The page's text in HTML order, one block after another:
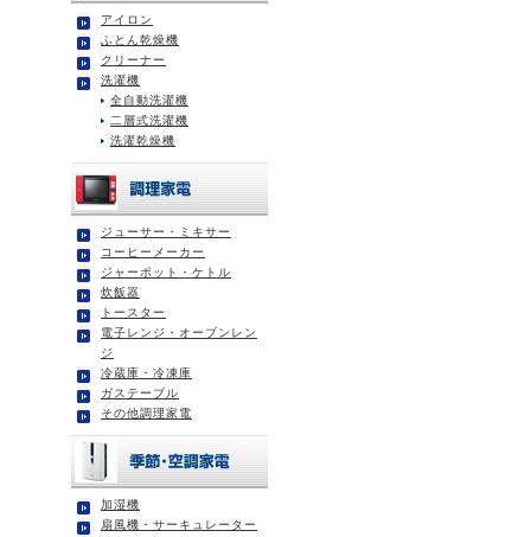
アイロン
ふとん乾燥機
クリーナー
洗濯機
全自動洗濯機
二層式洗濯機
洗濯乾燥機
ジューサー・ミキサー
コーヒーメーカー
ジャーポット・ケトル
炊飯器
トースター
電子レンジ・オーブンレン
ジ
冷蔵庫・冷凍庫
ガステーブル
その他調理家電
加湿機
扇風機・サーキュレーター